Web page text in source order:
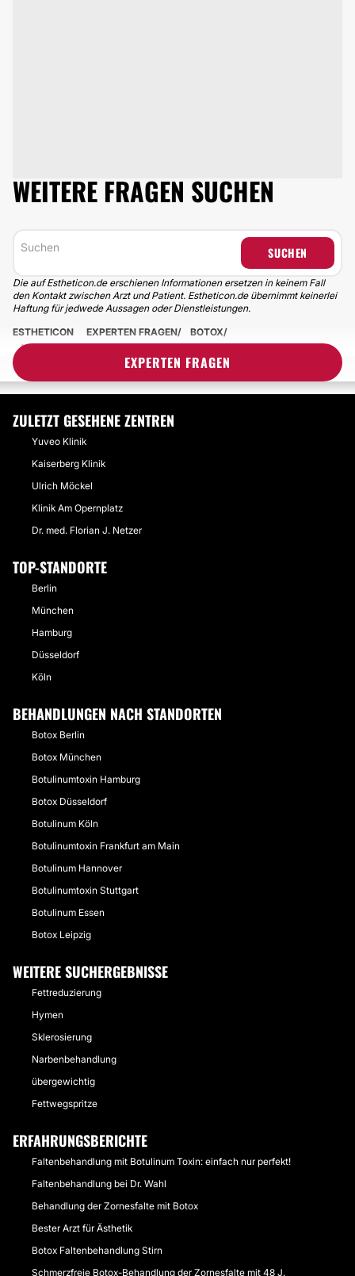
WEITERE FRAGEN SUCHEN
SUCHEN
Die auf Estheticon.de erschienen Informationen ersetzen in keinem Fall
den Kontakt zwischen Arzt und Patient. Estheticon.de übernimmt keinerlei
Haftung für jedwede Aussagen oder Dienstleistungen.
EXPERTEN FRAGEN
ESTHETICON EXPERTEN FRAGEN
BOTOX
AB WANN NACH DER ANWENDUNG IST DIE WIRKUNG DES BOTOX
ZULETZT GESEHENE ZENTREN
Yuveo Klinik
Kaiserberg Klinik
Ulrich Möckel
Klinik Am Opernplatz
Dr. med. Florian J. Netzer
TOP-STANDORTE
Berlin
München
Hamburg
Düsseldorf
Köln
BEHANDLUNGEN NACH STANDORTEN
Botox Berlin
Botox München
Botulinumtoxin Hamburg
Botox Düsseldorf
Botulinum Köln
Botulinumtoxin Frankfurt am Main
Botulinum Hannover
Botulinumtoxin Stuttgart
Botulinum Essen
Botox Leipzig
WEITERE SUCHERGEBNISSE
Fettreduzierung
Hymen
Sklerosierung
Narbenbehandlung
übergewichtig
Fettwegspritze
ERFAHRUNGSBERICHTE
Faltenbehandlung mit Botulinum Toxin: einfach nur perfekt!
Faltenbehandlung bei Dr. Wahl
Behandlung der Zornesfalte mit Botox
Bester Arzt für Ästhetik
Botox Faltenbehandlung Stirn
Schmerzfreie Botox-Behandlung der Zornesfalte mit 48 J.